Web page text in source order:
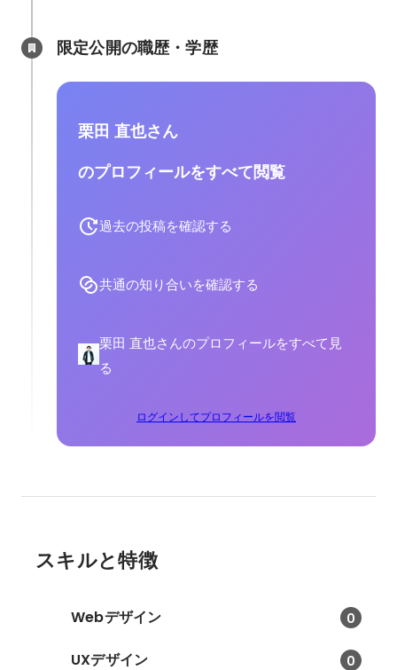
限定公開の職歴・学歴
栗田 直也さん
のプロフィールをすべて閲覧
過去の投稿を確認する
共通の知り合いを確認する
栗田 直也さんのプロフィールをすべて見
る
ログインしてプロフィールを閲覧
スキルと特徴
Webデザイン 0
UXデザイン 0